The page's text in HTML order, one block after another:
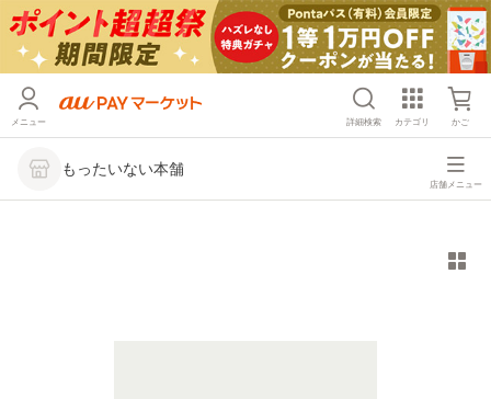
メニュー 詳細検索 カテゴリ かご
もったいない本舗
店舗メニュー